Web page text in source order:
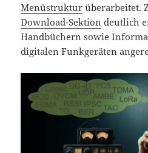
Menüstruktur überarbeitet.
Download-Sektion deutlich
Handbüchern sowie
digitalen Funkgeräten